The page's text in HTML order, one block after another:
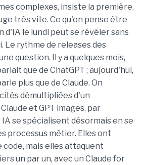
complexes, insiste la première,
très vite. Ce qu'on pense être
d'IA le lundi peut se révéler sans
Le rythme de releases des
question. Il y a quelques mois,
que de ChatGPT ; aujourd'hui,
plus que de Claude. On
démultipliées d'un
et GPT images, par
se spécialisent désormais en se
processus métier. Elles ont
code, mais elles attaquent
un par un, avec un Claude for